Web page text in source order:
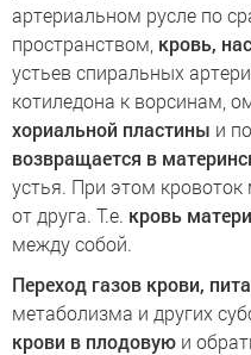
артериальном русле по
пространством, кровь,
устьев спиральных
котиледона к ворсинам,
хориальной пластины и
возвращается в
устья. При этом
от друга. Т.е. кровь
между собой.
Переход газов крови,
метаболизма и других
крови в плодовую и